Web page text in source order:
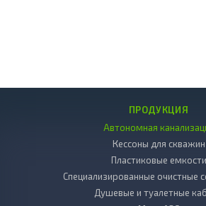
ПРОДУКЦИЯ
Автономная
Кессоны для скважин
Пластиковые емкости
Специализированные очистные
Душевые и туалетные